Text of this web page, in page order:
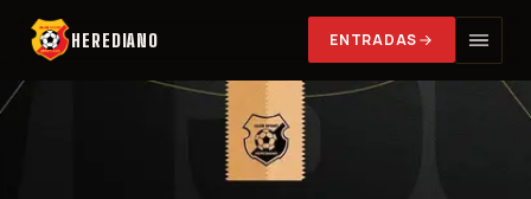
HEREDIANO ENTRADAS